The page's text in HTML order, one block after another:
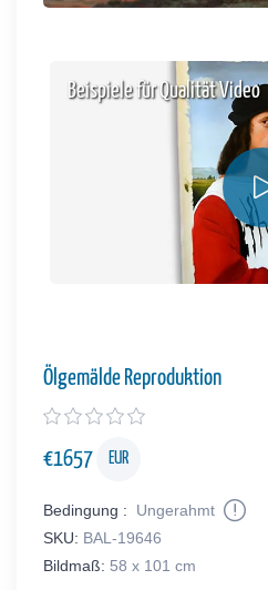
Beispiele für Qualität Video
Ölgemälde Reproduktion
€1657 EUR
Bedingung :
Ungerahmt
SKU: BAL-19646
Bildmaß: 58 x 101 cm